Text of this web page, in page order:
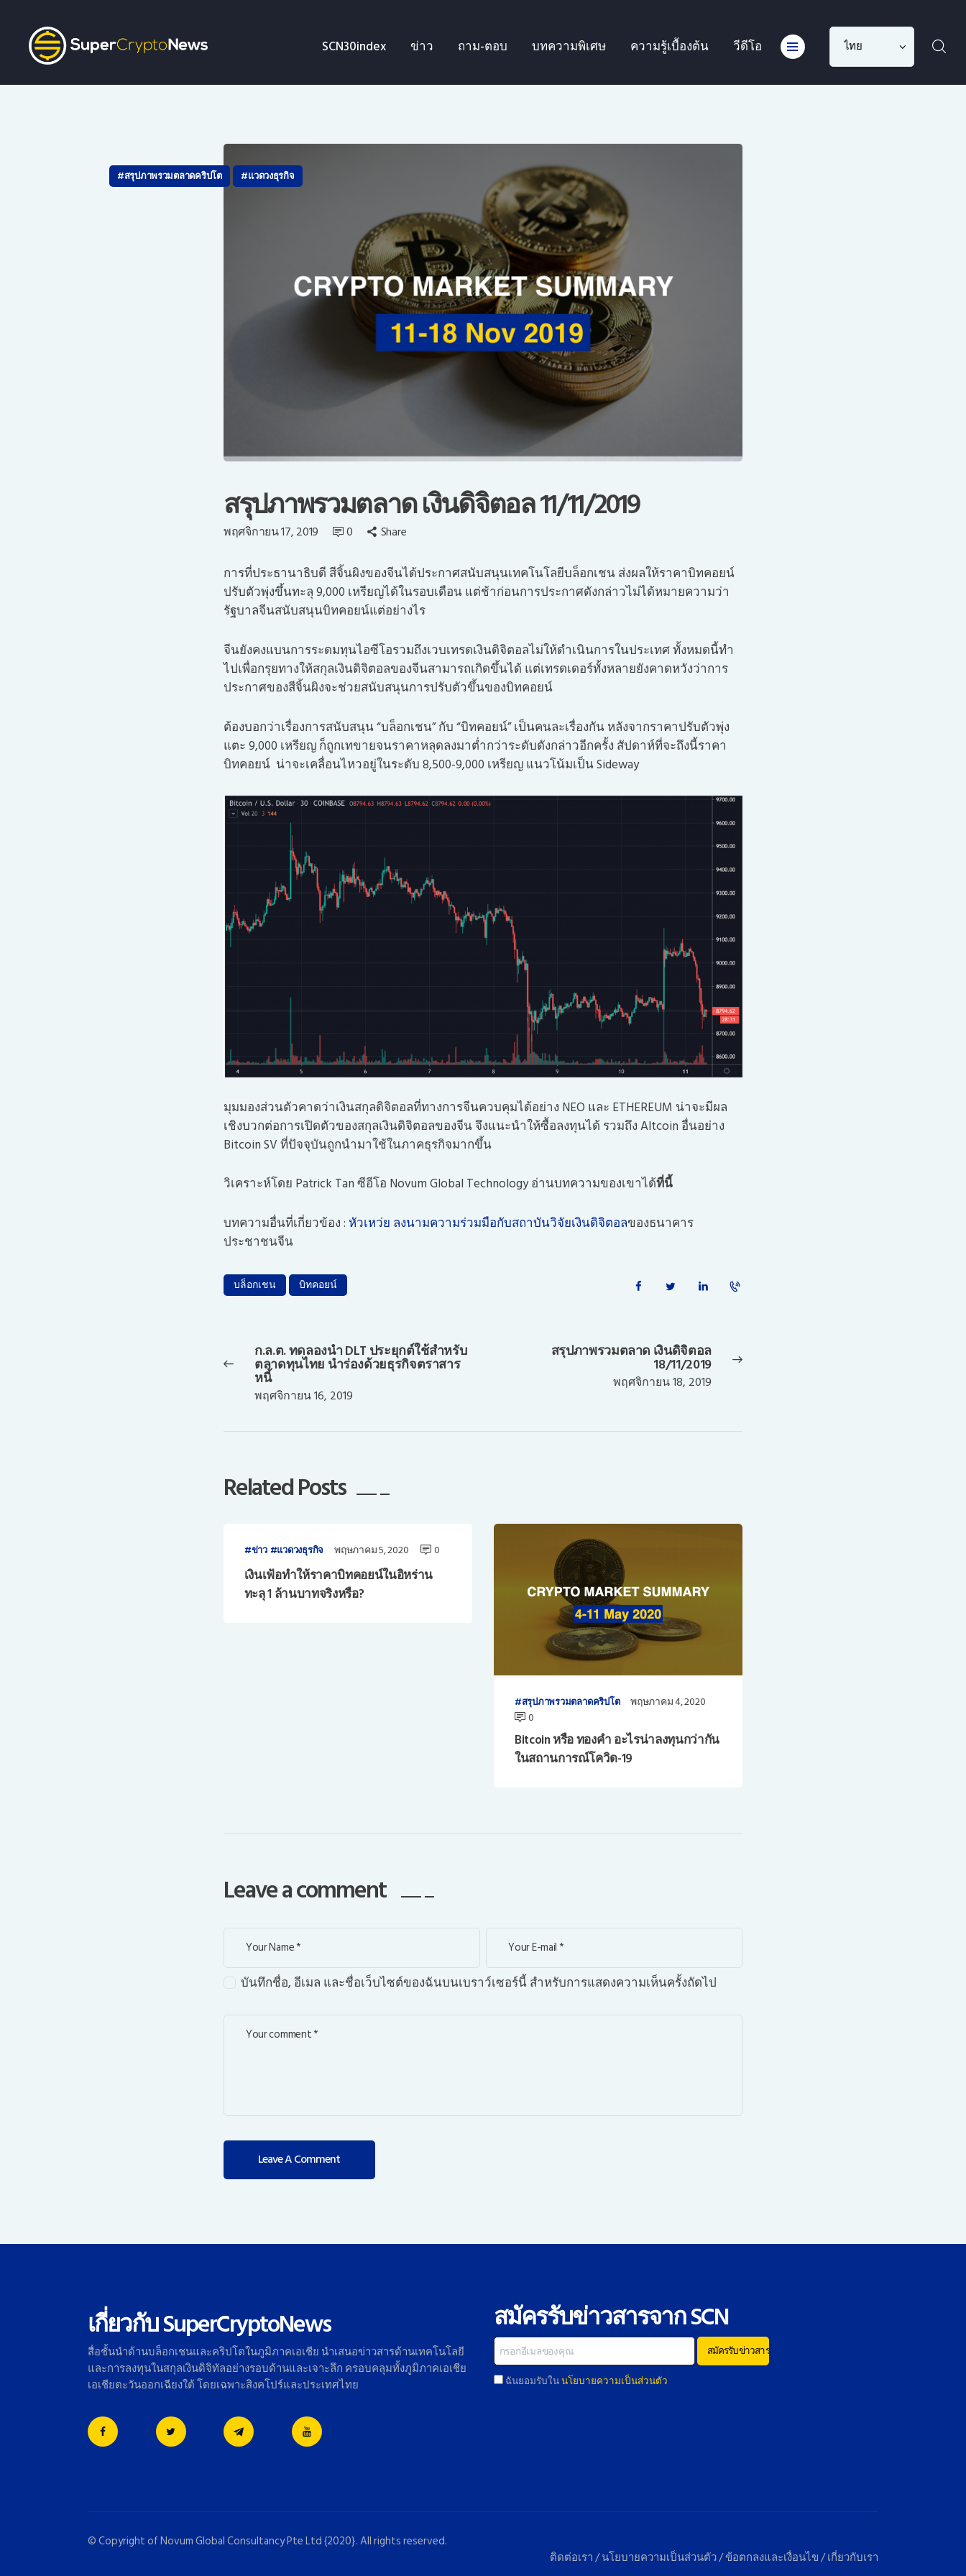
SCN30index ข่าว ถาม-ตอบ บทความพิเศษ ความรู้เบื้องต้น วีดีโอ
Choose
ข่าว
บทความพิเศษ
วีดีโอ
ข่าวประชาสัมพันธ์
ไทย
สรุปภาพรวมตลาดคริปโต แวดวงธุรกิจ
สรุปภาพรวมตลาด เงินดิจิตอล 11/11/2019
พฤศจิกายน 17, 2019 0 Share
การที่ประธานาธิบดี สีจิ้นผิงของจีนได้ประกาศสนับสนุนเทคโนโลยีบล็อกเชน ส่งผลให้ราคาบิทคอยน์
ปรับตัวพุ่งขึ้นทะลุ 9,000 เหรียญได้ในรอบเดือน แต่ช้าก่อนการประกาศดังกล่าวไม่ได้หมายความว่า
รัฐบาลจีนสนับสนุนบิทคอยน์แต่อย่างไร
จีนยังคงแบนการระดมทุนไอซีโอรวมถึงเวบเทรดเงินดิจิตอลไม่ให้ดำเนินการในประเทศ ทั้งหมดนี้ทำ
ไปเพื่อกรุยทางให้สกุลเงินดิจิตอลของจีนสามารถเกิดขึ้นได้ แต่เทรดเดอร์ทั้งหลายยังคาดหวังว่าการ
ประกาศของสีจิ้นผิงจะช่วยสนับสนุนการปรับตัวขึ้นของบิทคอยน์
ต้องบอกว่าเรื่องการสนับสนุน “บล็อกเชน” กับ “บิทคอยน์” เป็นคนละเรื่องกัน หลังจากราคาปรับตัวพุ่ง
แตะ 9,000 เหรียญ ก็ถูกเทขายจนราคาหลุดลงมาต่ำกว่าระดับดังกล่าวอีกครั้ง สัปดาห์ที่จะถึงนี้ราคา
บิทคอยน์ น่าจะเคลื่อนไหวอยู่ในระดับ 8,500-9,000 เหรียญ แนวโน้มเป็น Sideway
มุมมองส่วนตัวคาดว่าเงินสกุลดิจิตอลที่ทางการจีนควบคุมได้อย่าง NEO และ ETHEREUM น่าจะมีผล
เชิงบวกต่อการเปิดตัวของสกุลเงินดิจิตอลของจีน จึงแนะนำให้ซื้อลงทุนได้ รวมถึง Altcoin อื่นอย่าง
Bitcoin SV ที่ปัจจุบันถูกนำมาใช้ในภาคธุรกิจมากขึ้น
วิเคราะห์โดย Patrick Tan ซีอีโอ Novum Global Technology อ่านบทความของเขาได้ที่นี้
บทความอื่นที่เกี่ยวข้อง : หัวเหว่ย ลงนามความร่วมมือกับสถาบันวิจัยเงินดิจิตอลของธนาคาร
ประชาชนจีน
บล็อกเชน บิทคอยน์
Previous
post:
ก.ล.ต. ทดลองนำ DLT ประยุกต์ใช้สำหรับ
ตลาดทุนไทย นำร่องด้วยธุรกิจตราสาร
หนี้
พฤศจิกายน 16, 2019
Next
post:
สรุปภาพรวมตลาด เงินดิจิตอล
18/11/2019
พฤศจิกายน 18, 2019
Related Posts
ข่าว แวดวงธุรกิจ พฤษภาคม 5, 2020 0
เงินเฟ้อทำให้ราคาบิทคอยน์ในอิหร่าน
ทะลุ 1 ล้านบาทจริงหรือ?
สรุปภาพรวมตลาดคริปโต
พฤษภาคม 4, 2020
0
Bitcoin หรือ ทองคำ อะไรน่าลงทุนกว่ากัน
ในสถานการณ์โควิด-19
Leave a comment
บันทึกชื่อ, อีเมล และชื่อเว็บไซต์ของฉันบนเบราว์เซอร์นี้ สำหรับการแสดงความเห็นครั้งถัดไป
เกี่ยวกับ SuperCryptoNews
สื่อชั้นนำด้านบล็อกเชนและคริปโตในภูมิภาคเอเชีย นำเสนอข่าวสารด้านเทคโนโลยี
และการลงทุนในสกุลเงินดิจิทัลอย่างรอบด้านและเจาะลึก ครอบคลุมทั้งภูมิภาคเอเชีย
เอเชียตะวันออกเฉียงใต้ โดยเฉพาะสิงคโปร์และประเทศไทย
สมัครรับข่าวสารจาก SCN
ฉันยอมรับในนโยบายความเป็นส่วนตัว
© Copyright ofNovum Global Consultancy Pte Ltd{2020}. All rights reserved.
ติดต่อเรา/นโยบายความเป็นส่วนตัว/ข้อตกลงและเงื่อนไข/เกี่ยวกับเรา